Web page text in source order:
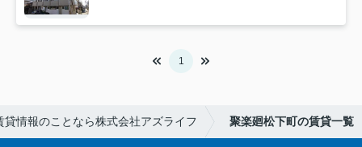
1
貸情報のことなら株式会社アズライフ 聚楽廻松下町の賃貸一覧